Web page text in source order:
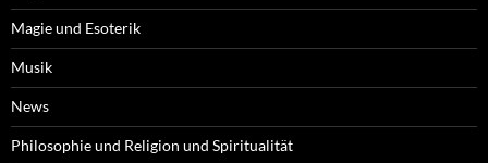
Magie und Esoterik
Musik
News
Philosophie und Religion und Spiritualität